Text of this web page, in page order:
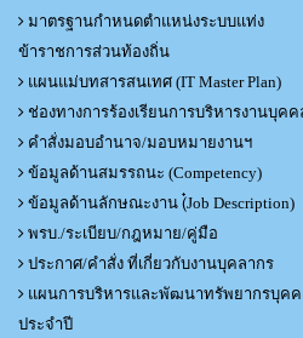
มาตรฐานกำหนดตำแหน่งระบบแท่ง
ข้าราชการส่วนท้องถิ่น
แผนแม่บทสารสนเทศ (IT Master Plan)
ช่องทางการร้องเรียนการบริหารงานบุคค
คำสั่งมอบอำนาจ/มอบหมายงานฯ
ข้อมูลด้านสมรรถนะ (Competency)
ข้อมูลด้านลักษณะงาน (๋Job Description)
พรบ./ระเบียบ/กฎหมาย/คู่มือ
ประกาศ/คำสั่ง ที่เกี่ยวกับงานบุคลากร
แผนการบริหารและพัฒนาทรัพยากรบุค
ประจำปี